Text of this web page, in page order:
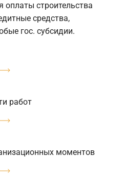
оплаты строительства
средства,
гос. субсидии.
работ
моментов